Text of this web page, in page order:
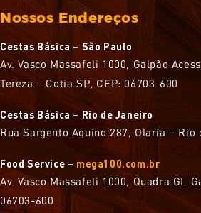
Nossos Endereços
Cestas Básica – São Paulo
Av. Vasco Massafeli 1000, Galpão
Tereza – Cotia SP, CEP: 06703-600
Cestas Básica – Rio de Janeiro
Rua Sargento Aquino 287, Olaria –
Food Service – mega100.com.br
Av. Vasco Massafeli 1000, Quadra GL
06703-600